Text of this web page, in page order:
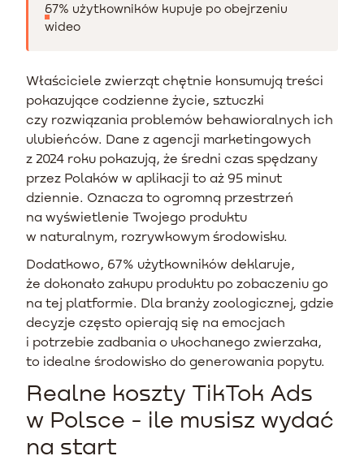
67% użytkowników kupuje po obejrzeniu
wideo
Właściciele zwierząt chętnie konsumują treści
pokazujące codzienne życie, sztuczki
czy rozwiązania problemów behawioralnych ich
ulubieńców. Dane z agencji marketingowych
z 2024 roku pokazują, że średni czas spędzany
przez Polaków w aplikacji to aż 95 minut
dziennie. Oznacza to ogromną przestrzeń
na wyświetlenie Twojego produktu
w naturalnym, rozrywkowym środowisku.
Dodatkowo, 67% użytkowników deklaruje,
że dokonało zakupu produktu po zobaczeniu go
na tej platformie. Dla branży zoologicznej, gdzie
decyzje często opierają się na emocjach
i potrzebie zadbania o ukochanego zwierzaka,
to idealne środowisko do generowania popytu.
Realne koszty TikTok Ads
w Polsce - ile musisz wydać
na start